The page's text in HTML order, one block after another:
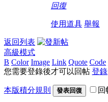
回復
使用道具 舉報
返回列表
高級模式
B Color Image Link Quote Code
您需要登錄後才可以回帖 登錄
本版積分規則 發表回復 回